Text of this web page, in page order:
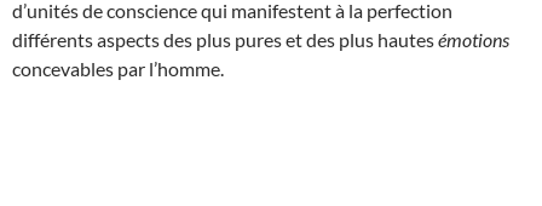
d’unités de conscience qui manifestent à la perfection
différents aspects des plus pures et des plus hautesémotions
concevables par l’homme.